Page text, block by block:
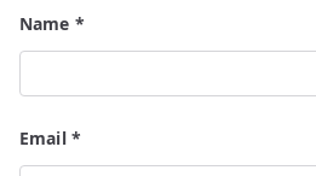
Name *
Email *